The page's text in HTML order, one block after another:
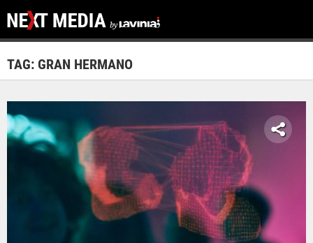
TAG: GRAN HERMANO